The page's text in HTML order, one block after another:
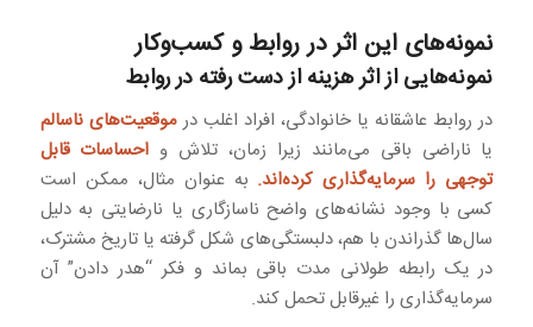
نمونه‌های این اثر در روابط و کسب‌وکار
نمونه‌هایی از اثر هزینه از دست رفته در روابط
در روابط عاشقانه یا خانوادگی، افراد اغلب درموقعیت‌های ناسالم
یا ناراضی باقی می‌مانند زیرا زمان، تلاش و احساسات قابل
توجهی را سرمایه‌گذاری کرده‌اند. به عنوان مثال، ممکن است
کسی با وجود نشانه‌های واضح ناسازگاری یا نارضایتی به دلیل
سال‌ها گذراندن با هم، دلبستگی‌های شکل گرفته یا تاریخ مشترک،
در یک رابطه طولانی مدت باقی بماند و فکر “هدر دادن” آن
سرمایه‌گذاری را غیرقابل تحمل کند.